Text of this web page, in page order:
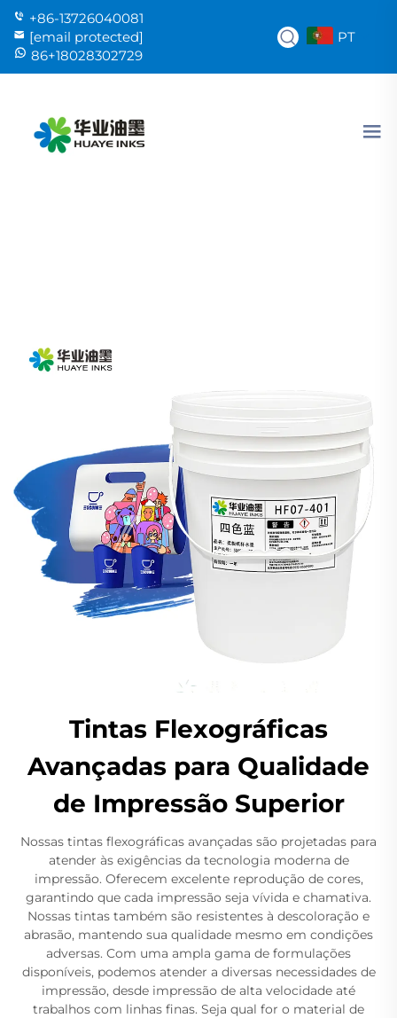
+86-13726040081
[email protected]
86+18028302729
PT
Tintas Flexográficas
Avançadas para Qualidade
de Impressão Superior
Nossas tintas flexográficas avançadas são projetadas para
atender às exigências da tecnologia moderna de
impressão. Oferecem excelente reprodução de cores,
garantindo que cada impressão seja vívida e chamativa.
Nossas tintas também são resistentes à descoloração e
abrasão, mantendo sua qualidade mesmo em condições
adversas. Com uma ampla gama de formulações
disponíveis, podemos atender a diversas necessidades de
impressão, desde impressão de alta velocidade até
trabalhos com linhas finas. Seja qual for o material de